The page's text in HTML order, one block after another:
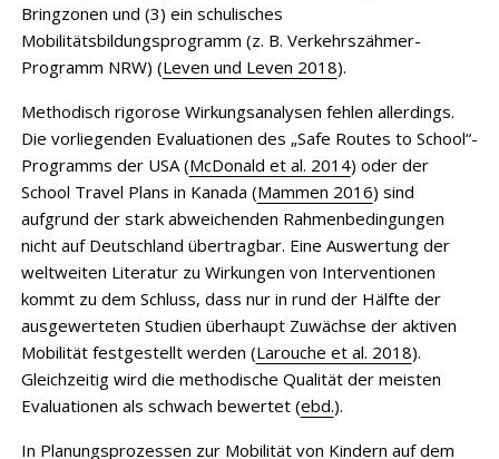
Bringzonen und (3) ein schulisches
Mobilitätsbildungsprogramm (z. B. Verkehrszähmer-
Programm NRW) (Leven und Leven 2018).
Methodisch rigorose Wirkungsanalysen fehlen allerdings.
Die vorliegenden Evaluationen des „Safe Routes to School“-
Programms der USA (McDonald et al. 2014) oder der
School Travel Plans in Kanada (Mammen 2016) sind
aufgrund der stark abweichenden Rahmenbedingungen
nicht auf Deutschland übertragbar. Eine Auswertung der
weltweiten Literatur zu Wirkungen von Interventionen
kommt zu dem Schluss, dass nur in rund der Hälfte der
ausgewerteten Studien überhaupt Zuwächse der aktiven
Mobilität festgestellt werden (Larouche et al. 2018).
Gleichzeitig wird die methodische Qualität der meisten
Evaluationen als schwach bewertet (ebd.).
In Planungsprozessen zur Mobilität von Kindern auf dem